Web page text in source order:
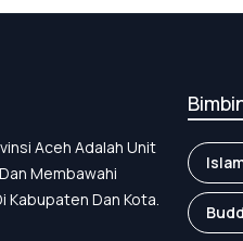
Aceh Adalah Unit
Membawahi
Kabupaten Dan Kota.